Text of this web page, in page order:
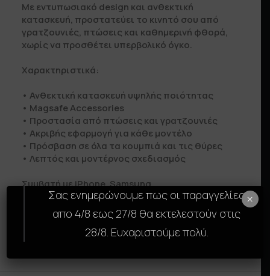
Με εντυπωσιακό design και ανθεκτική
κατασκευή, προστατεύει το κινητό σου από
γρατζουνιές, πτώσεις και καθημερινή φθορά,
χωρίς να προσθέτει υπερβολικό όγκο.
Χαρακτηριστικά:
• Ανθεκτική κατασκευή υψηλής ποιότητας
• Μagsafe Accessories
• Προστασία από πτώσεις και γρατζουνιές
• Ακριβής εφαρμογή για κάθε μοντέλο
• Πρόσβαση σε όλα τα κουμπιά και τις θύρες
• Λεπτός και μοντέρνος σχεδιασμός
Συμβατή με iPhone, Samsung.
Αναβάθμισε την εμφάνιση και την προστασία
της συσκευής σου με τη SkinCase της GAMS.
Σας ενημερώνουμε πως οι παραγγελίες
απο 4/8 εως 27/8 θα εκτελεστούν στις
28/8. Ευχαριστούμε πολύ.
×